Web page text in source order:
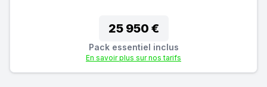
25 950 €
Pack essentiel inclus
En savoir plus sur nos tarifs